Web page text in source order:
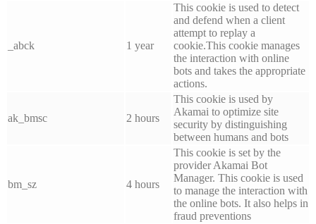
_abck 1 year
This cookie is used to detect
and defend when a client
attempt to replay a
cookie.This cookie manages
the interaction with online
bots and takes the appropriate
actions.
ak_bmsc 2 hours
This cookie is used by
Akamai to optimize site
security by distinguishing
between humans and bots
bm_sz 4 hours
This cookie is set by the
provider Akamai Bot
Manager. This cookie is used
to manage the interaction with
the online bots. It also helps in
fraud preventions